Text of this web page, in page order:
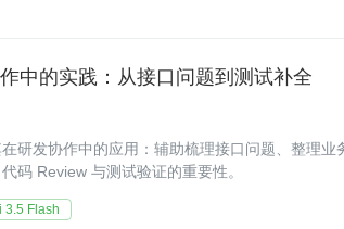
中的实践：从接口问题到测试补全
研发协作中的应用：辅助梳理接口问题、整理业
码 Review 与测试验证的重要性。
3.5 Flash